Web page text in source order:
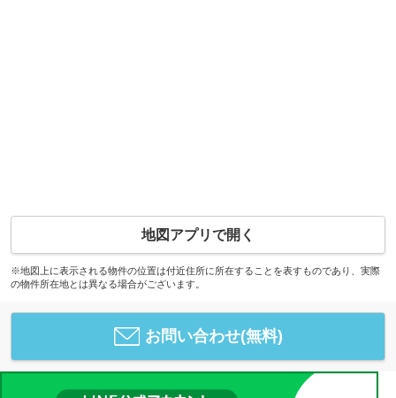
地図アプリで開く
※地図上に表示される物件の位置は付近住所に所在することを表すものであり、実際
の物件所在地とは異なる場合がございます。
お問い合わせ(無料)